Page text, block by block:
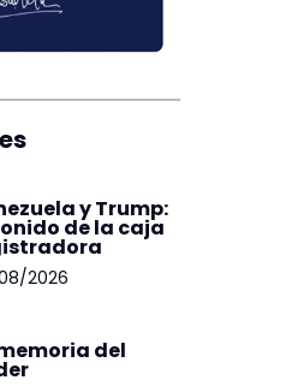
y Trump:
de la caja
2026
del